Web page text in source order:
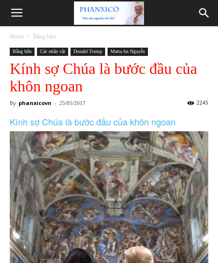
Phanxicô
Home Bằng hữu
Bằng hữu Các nhân vật Donald Trump Marta An Nguyễn
Kính sợ Chúa là bước đầu của
khôn ngoan
By phanxicovn - 25/05/2017 2245
Kính sợ Chúa là bước đầu của khôn ngoan